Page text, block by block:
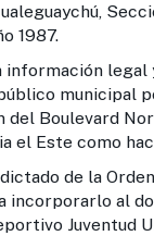
1987.
legal y
municipal
Boulevard
el Este como
Ordenanza
incorporarlo al
Juventud